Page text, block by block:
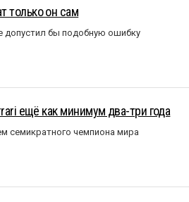
только он сам
допустил бы подобную ошибку
ещё как минимум два-три года
семикратного чемпиона мира